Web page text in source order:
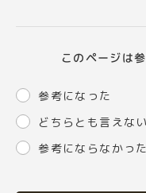
このページは
参考になった
どちらとも言えない
参考にならなかった